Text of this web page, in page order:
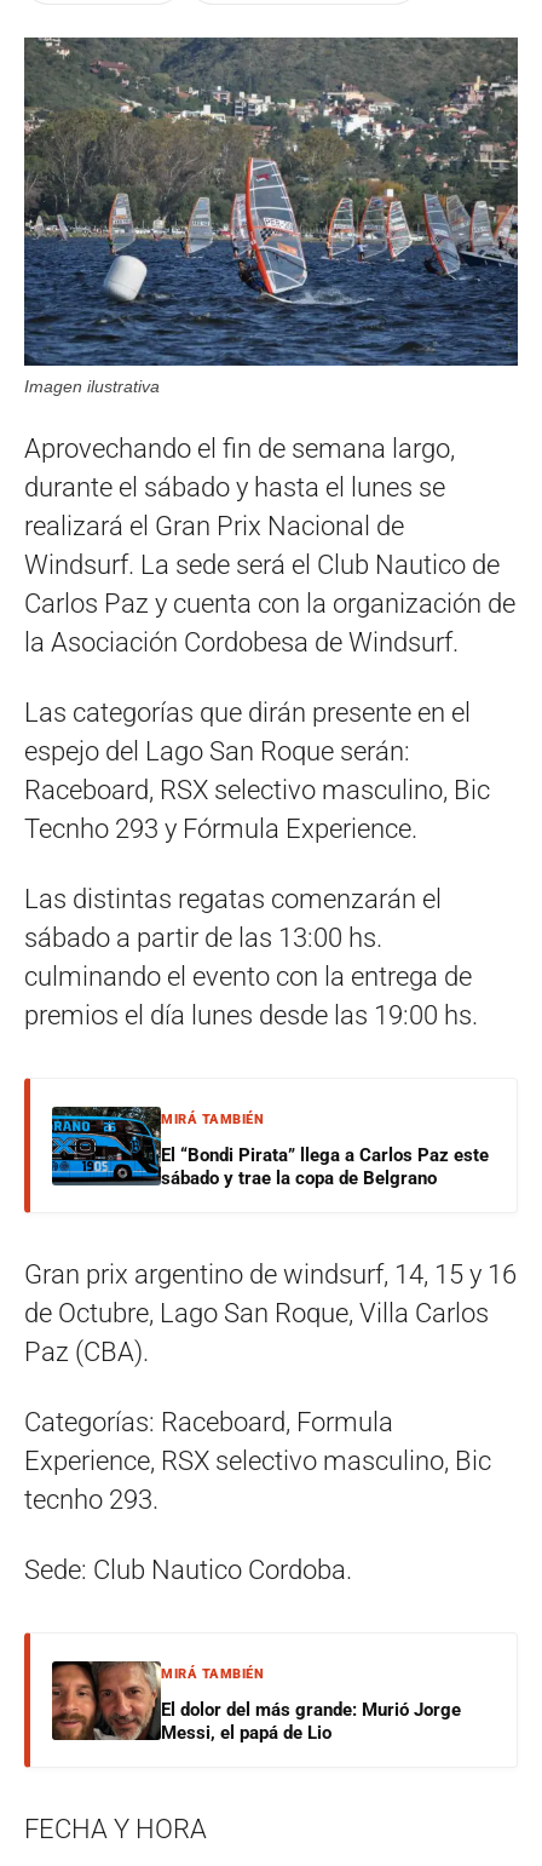
Imagen ilustrativa
Aprovechando el fin de semana largo,
durante el sábado y hasta el lunes se
realizará el Gran Prix Nacional de
Windsurf. La sede será el Club Nautico de
Carlos Paz y cuenta con la organización de
la Asociación Cordobesa de Windsurf.
Las categorías que dirán presente en el
espejo del Lago San Roque serán:
Raceboard, RSX selectivo masculino, Bic
Tecnho 293 y Fórmula Experience.
Las distintas regatas comenzarán el
sábado a partir de las 13:00 hs.
culminando el evento con la entrega de
premios el día lunes desde las 19:00 hs.
MIRÁ TAMBIÉN
El “Bondi Pirata” llega a Carlos Paz este
sábado y trae la copa de Belgrano
Gran prix argentino de windsurf, 14, 15 y 16
de Octubre, Lago San Roque, Villa Carlos
Paz (CBA).
Categorías: Raceboard, Formula
Experience, RSX selectivo masculino, Bic
tecnho 293.
Sede: Club Nautico Cordoba.
MIRÁ TAMBIÉN
El dolor del más grande: Murió Jorge
Messi, el papá de Lio
FECHA Y HORA